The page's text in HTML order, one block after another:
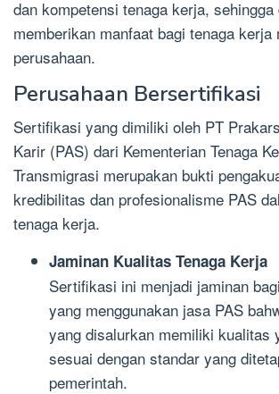
dan kompetensi tenaga kerja, sehingga
memberikan manfaat bagi tenaga kerja
perusahaan.
Perusahaan Bersertifikasi
Sertifikasi yang dimiliki oleh PT
Karir (PAS) dari Kementerian Tenaga
Transmigrasi merupakan bukti
kredibilitas dan profesionalisme PAS
tenaga kerja.
Jaminan Kualitas Tenaga Kerja
Sertifikasi ini menjadi jaminan
yang menggunakan jasa PAS
yang disalurkan memiliki kualitas
sesuai dengan standar yang
pemerintah.